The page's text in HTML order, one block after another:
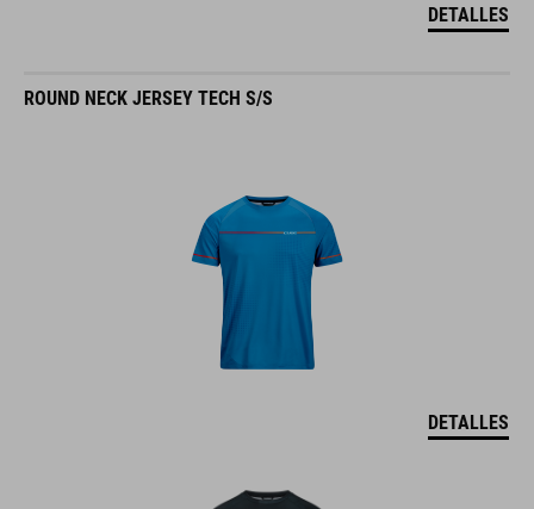
DETALLES
ROUND NECK JERSEY TECH S/S
DETALLES